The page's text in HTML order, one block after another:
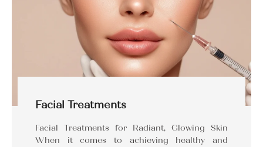
Facial Treatments
Facial Treatments for Radiant, Glowing Skin
When it comes to achieving healthy and